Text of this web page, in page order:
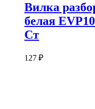
Вилка
белая
Ст
127 ₽